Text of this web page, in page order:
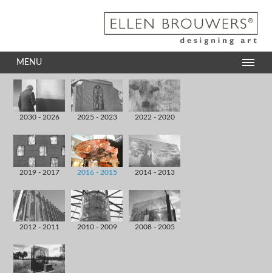
MENU
2030 - 2026 2025 - 2023 2022 - 2020
2019 - 2017 2016 - 2015 2014 - 2013
2012 - 2011 2010 - 2009 2008 - 2005